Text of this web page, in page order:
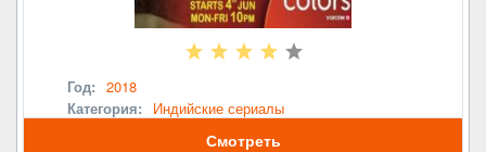
Год: 2018
Категория:
Индийские сериалы
Смотреть